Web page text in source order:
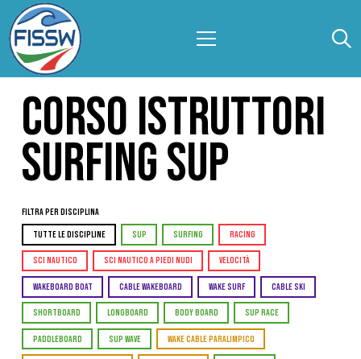
CORSO ISTRUTTORI
SURFING SUP
Filtra per Disciplina
TUTTE LE DISCIPLINE SUP SURFING RACING
SCI NAUTICO SCI NAUTICO A PIEDI NUDI VELOCITÀ
WAKEBOARD BOAT CABLE WAKEBOARD WAKE SURF CABLE SKI
SHORTBOARD LONGBOARD BODY BOARD SUP RACE
PADDLEBOARD SUP WAVE WAKE CABLE PARALIMPICO